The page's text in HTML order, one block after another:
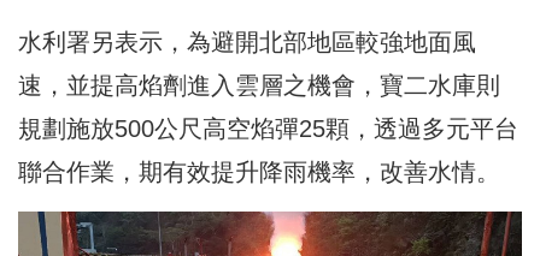
水利署另表示，為避開北部地區較強地面風
速，並提高焰劑進入雲層之機會，寶二水庫則
規劃施放500公尺高空焰彈25顆，透過多元平台
聯合作業，期有效提升降雨機率，改善水情。